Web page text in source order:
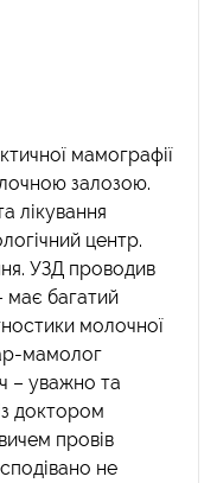
мамографії
залозою.
лікування
центр.
УЗД проводив
має багатий
молочної
мамолог
– уважно та
доктором
провів
не